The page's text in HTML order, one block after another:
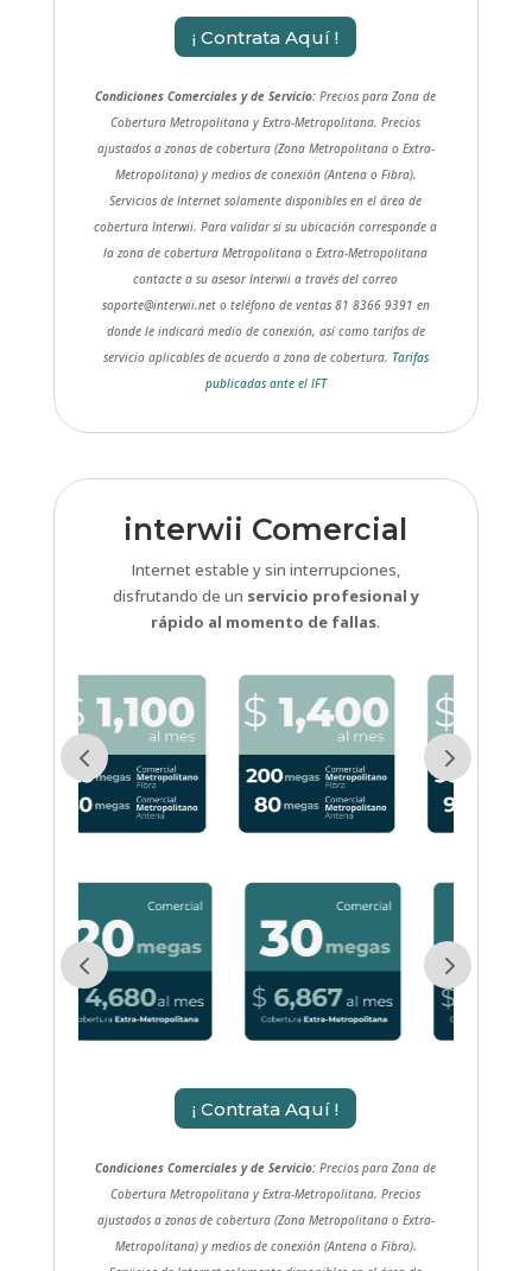
¡ Contrata Aquí !
Condiciones Comerciales y de Servicio: Precios para Zona de
Cobertura Metropolitana y Extra-Metropolitana. Precios
ajustados a zonas de cobertura (Zona Metropolitana o Extra-
Metropolitana) y medios de conexión (Antena o Fibra).
Servicios de Internet solamente disponibles en el área de
cobertura Interwii. Para validar si su ubicación corresponde a
la zona de cobertura Metropolitana o Extra-Metropolitana
contacte a su asesor Interwii a través del correo
soporte@interwii.net o teléfono de ventas 81 8366 9391 en
donde le indicará medio de conexión, así como tarifas de
servicio aplicables de acuerdo a zona de cobertura. Tarifas
publicadas ante el IFT
interwii Comercial
Internet estable y sin interrupciones,
disfrutando de un servicio profesional y
rápido al momento de fallas.
¡ Contrata Aquí !
Condiciones Comerciales y de Servicio: Precios para Zona de
Cobertura Metropolitana y Extra-Metropolitana. Precios
ajustados a zonas de cobertura (Zona Metropolitana o Extra-
Metropolitana) y medios de conexión (Antena o Fibra).